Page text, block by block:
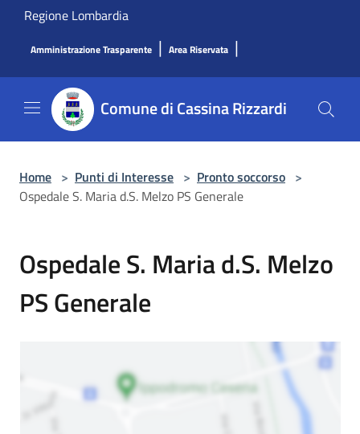
Salta al contenuto principale
Regione Lombardia
Amministrazione Trasparente | Area Riservata |
Comune di Cassina Rizzardi
Home > Punti di Interesse > Pronto soccorso >
Ospedale S. Maria d.S. Melzo PS Generale
Ospedale S. Maria d.S. Melzo
PS Generale